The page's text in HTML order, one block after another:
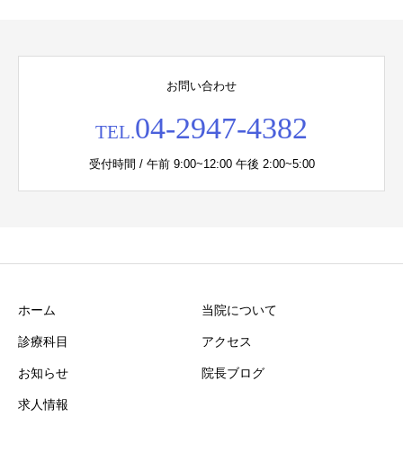
お問い合わせ
TEL.04-2947-4382
受付時間 / 午前 9:00~12:00 午後 2:00~5:00
ホーム 当院について
診療科目 アクセス
お知らせ 院長ブログ
求人情報